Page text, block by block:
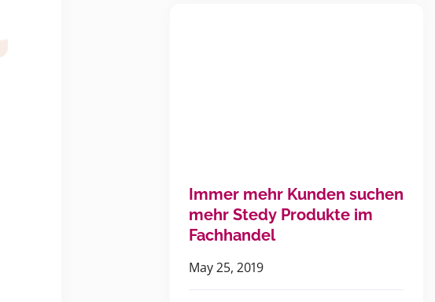
Immer mehr Kunden suchen
mehr Stedy Produkte im
Fachhandel
May 25, 2019